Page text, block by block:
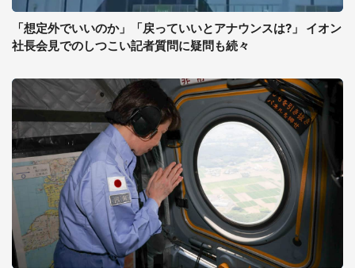
「想定外でいいのか」「戻っていいとアナウンスは?」 イオン
社長会見でのしつこい記者質問に疑問も続々